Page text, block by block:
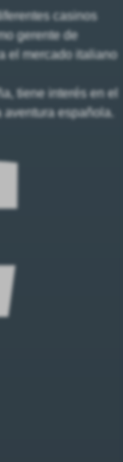
casinos
gerente de
el mercado italiano
tiene interés en el
española.